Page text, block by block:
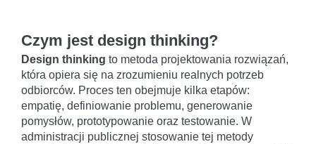
Czym jest design thinking?
Design thinking to metoda projektowania rozwiązań,
która opiera się na zrozumieniu realnych potrzeb
odbiorców. Proces ten obejmuje kilka etapów:
empatię, definiowanie problemu, generowanie
pomysłów, prototypowanie oraz testowanie. W
administracji publicznej stosowanie tej metody